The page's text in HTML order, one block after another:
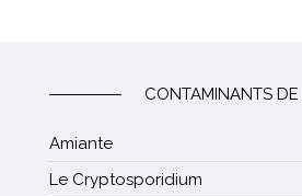
CONTAMINANTS DE
Amiante
Le Cryptosporidium